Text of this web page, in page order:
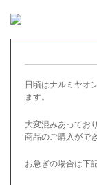
日頃はナルミヤオ
ます。
大変混みあってお
商品のご購入がで
お急ぎの場合は下